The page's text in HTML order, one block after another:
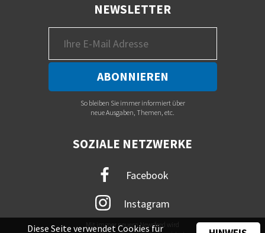
NEWSLETTER
So bleiben Sie immer informiert über
neue Ausgaben, Themen, etc.
SOZIALE NETZWERKE
Facebook
Instagram
Mit immer neuem Newsfeed wird
Diese Seite verwendet Cookies für